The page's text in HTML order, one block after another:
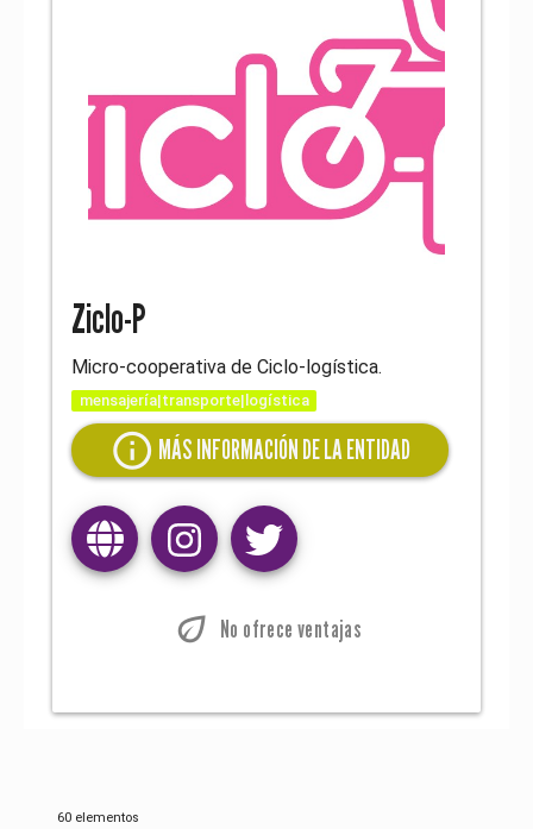
Ziclo-P
Micro-cooperativa de Ciclo-logística.
mensajería|transporte|logística
info MÁS INFORMACIÓN DE LA ENTIDAD
eco No ofrece ventajas
60 elementos